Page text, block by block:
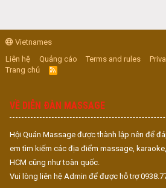
Vietnames
Liên hệ
Quảng cáo Terms and rules
Trang chủ
R
S
VỀ DIỄN ĐÀN MASSAGE
Hội Quán Massage được thành lập nên để
em tìm kiếm các địa điểm massage,
HCM cũng như toàn quốc.
Vui lòng liên hệ Admin để được hỗ trợ